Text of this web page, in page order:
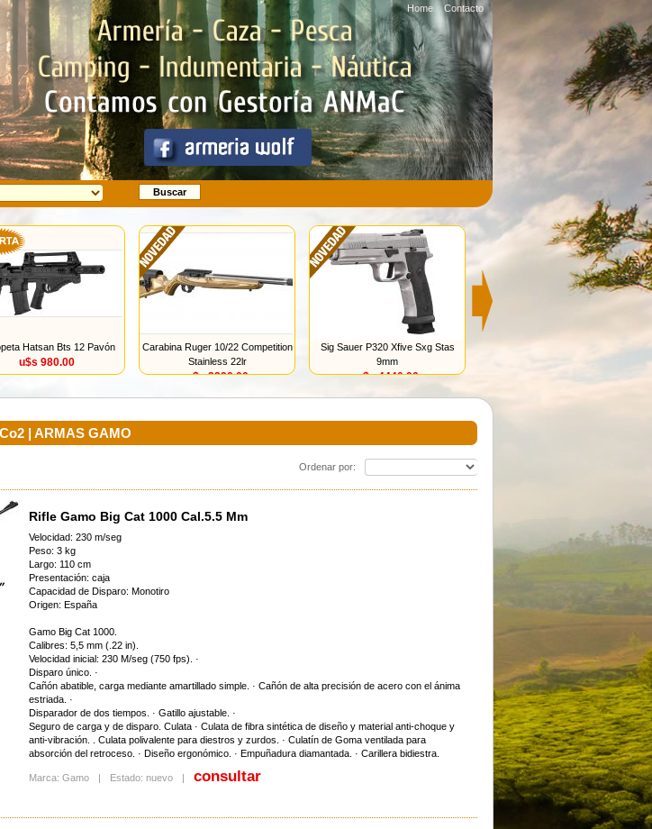
Home Contacto
Buscar
Hatsan Bts 12 Pavón
u$s 980.00
Carabina Ruger 10/22 Competition
Stainless 22lr
u$s 2290.00
Sig Sauer P320 Xfive Sxg Stas
9mm
u$s 4440.00
Semi 470mm
u$s 3390.00
Tanfoglio Stock Ii Inox
Cal.9mm
u$s 2660.00
| ARMAS GAMO
Ordenar por:
Rifle Gamo Big Cat 1000 Cal.5.5 Mm
Velocidad: 230 m/seg
Peso: 3 kg
Largo: 110 cm
Presentación: caja
Capacidad de Disparo: Monotiro
Origen: España
Gamo Big Cat 1000.
Calibres: 5,5 mm (.22 in).
Velocidad inicial: 230 M/seg (750 fps). ·
Disparo único. ·
Cañón abatible, carga mediante amartillado simple. · Cañón de alta precisión de acero con el ánima
estriada. ·
Disparador de dos tiempos. · Gatillo ajustable. ·
Seguro de carga y de disparo. Culata · Culata de fibra sintética de diseño y material anti-choque y
anti-vibración. . Culata polivalente para diestros y zurdos. · Culatín de Goma ventilada para
absorción del retroceso. · Diseño ergonómico. · Empuñadura diamantada. · Carillera bidiestra.
Marca: Gamo | Estado: nuevo | consultar